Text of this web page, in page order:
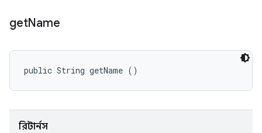
getName
public String getName ()
রিটার্নস